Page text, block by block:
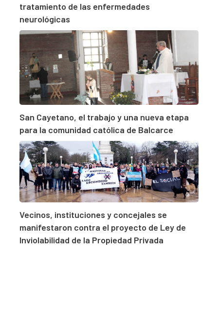
tratamiento de las enfermedades
neurológicas
San Cayetano, el trabajo y una nueva etapa
para la comunidad católica de Balcarce
Vecinos, instituciones y concejales se
manifestaron contra el proyecto de Ley de
Inviolabilidad de la Propiedad Privada